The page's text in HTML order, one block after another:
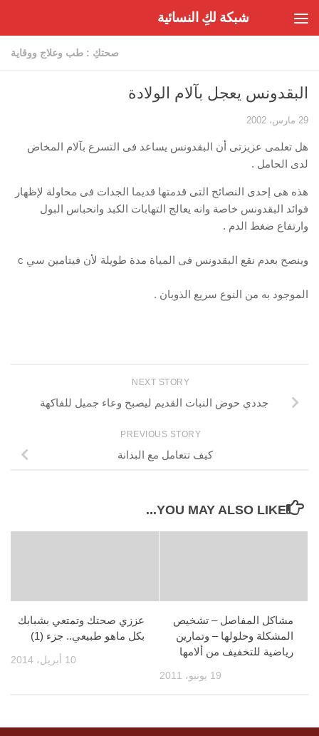
شبكة لكِ النسائية
صحتكِ : طب وعلاج ووقاية
البقدونس يعجل بآلام الولادة
29 مارس، 2002
هل تعلمى عزيزتى أن البقدونس يساعد فى التسرع بآلام المخاض
لدى الحامل .
هذه هى إحدى النصائح التى قدمتها قديما الجدات فى محاولة لإظهار
فوائد البقدونس خاصة وانه يعالج التهابات الكبد وانحباس البول
وارتفاع ضغط الدم .
وينصح بعدم نقع البقدونس فى المياة مدة طويلة لأن فيتامين سي c
الموجود به من النوع سريع الذوبان .
NEXT STORY
جددي حوض النبات القديم ليصبح وعاء جميل للفاكهة
PREVIOUS STORY
كيف تتعامل مع البدانة
YOU MAY ALSO LIKE...
عززي صحتك وتمتعي بشبابك
بكل ماهو طبيعي.. جزء (1)
10 أبريل، 2014
مشاكل المفاصل – تشخيص
المشكلة وحلولها – وتمارين
رياضية للتخفيف من ألامها
19 يونيو، 2011